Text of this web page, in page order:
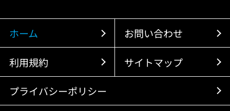
ホーム お問い合わせ
利用規約 サイトマップ
プライバシーポリシー